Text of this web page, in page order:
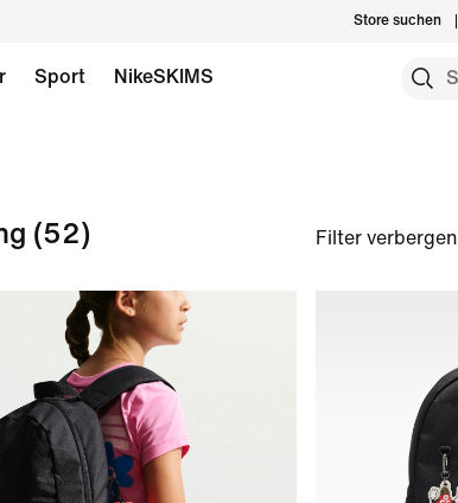
Store suchen
Sport NikeSKIMS
(52) Filter verbergen